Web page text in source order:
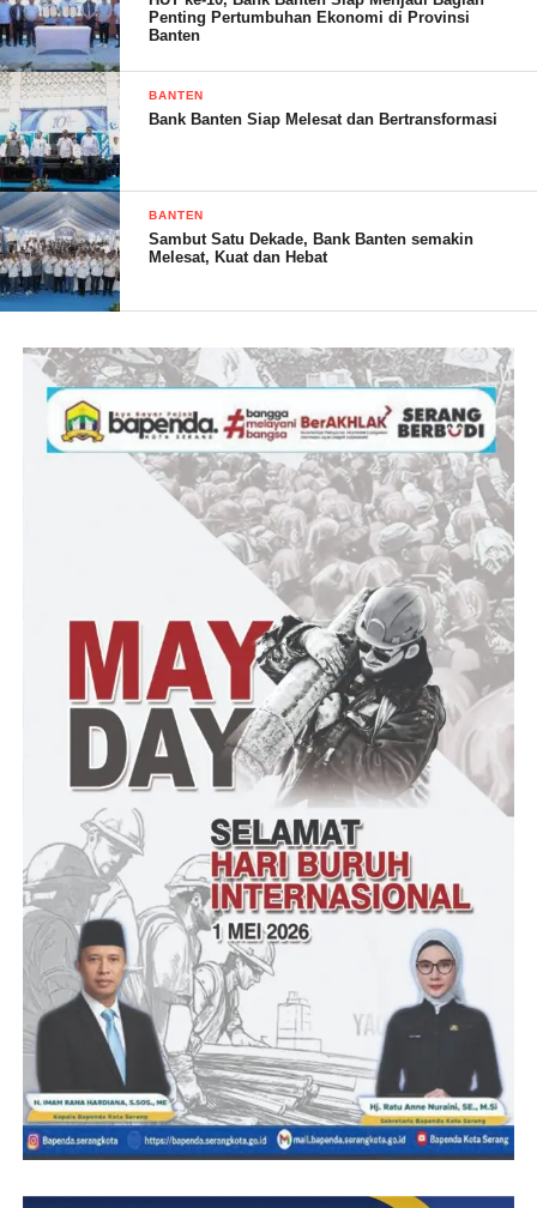
Sementara itu, kenaikan harga garam saat ini membuat para
nelayan yang mengandalkan garam sebagai bahan bakunya
menjadi terpukul, khususnya para pembuat ikan kering dan
pengusaha ikan kering. Karena biaya pembuatan akan semakin
meningkat sementara harga tidak ada perubahan bahkan
cenderung menurun dan lesu akibat cuaca yang saat ini juga
Belum lagi keberadaan dan harga bahan bakar solar kebutuhan
nelayan yang sudah lebih dulu naik di Kecamatan Panimbang
dan sekitarnya.Tidak ada pilihan lain kecuali mengikuti harga
yang sangat mahal. Menunggu perhatian pemerintah atas
ketersediaan kuota untuk nelayan Kecamatan Panimbang sampai
saat ini masih belum menjadi kenyataan.
Rudi hanya berharap agar Pemerintah di semua tingkatan dapat
secara serius memperhatikan kebutuhan nelayan Kecamatan
Panimbang secara umum, apalagi sudah bertahun-tahun nelayan
warga Kecamatan Panimbang belum pernah tersentuh bantuan
seperti nelayan yang dirasakan oleh nelayan di wilayah lainnya.
(YEN/RG)
Post Views: 21
Penting Pertumbuhan Ekonomi di Provinsi
Banten
BANTEN
Bank Banten Siap Melesat dan Bertransformasi
BANTEN
Sambut Satu Dekade, Bank Banten semakin
Melesat, Kuat dan Hebat